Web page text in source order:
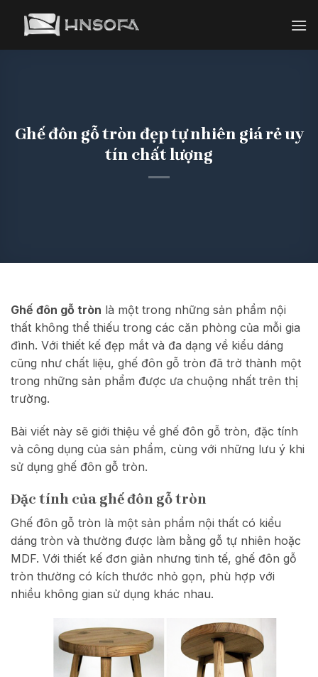
Ghế đôn gỗ tròn đẹp tự nhiên giá rẻ uy
tín chất lượng
Ghế đôn gỗ tròn là một trong những sản phẩm nội
thất không thể thiếu trong các căn phòng của mỗi gia
đình. Với thiết kế đẹp mắt và đa dạng về kiểu dáng
cũng như chất liệu, ghế đôn gỗ tròn đã trở thành một
trong những sản phẩm được ưa chuộng nhất trên thị
trường.
Bài viết này sẽ giới thiệu về ghế đôn gỗ tròn, đặc tính
và công dụng của sản phẩm, cùng với những lưu ý khi
sử dụng ghế đôn gỗ tròn.
Đặc tính của ghế đôn gỗ tròn
Ghế đôn gỗ tròn là một sản phẩm nội thất có kiểu
dáng tròn và thường được làm bằng gỗ tự nhiên hoặc
MDF. Với thiết kế đơn giản nhưng tinh tế, ghế đôn gỗ
tròn thường có kích thước nhỏ gọn, phù hợp với
nhiều không gian sử dụng khác nhau.